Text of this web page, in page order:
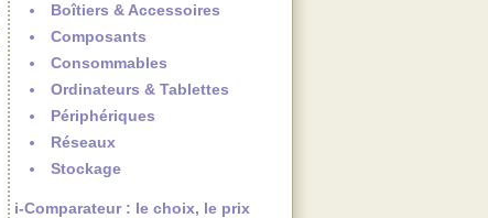
Boîtiers & Accessoires
Composants
Consommables
Ordinateurs & Tablettes
Périphériques
Réseaux
Stockage
i-Comparateur : le choix, le prix